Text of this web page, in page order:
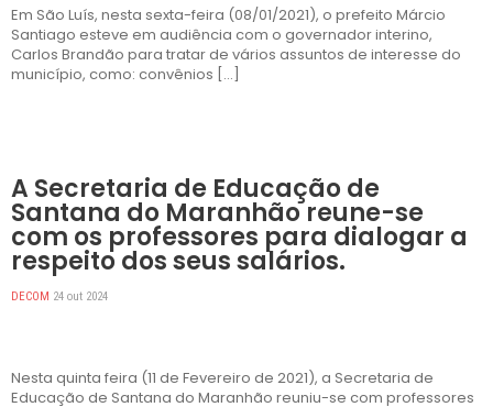
Em São Luís, nesta sexta-feira (08/01/2021), o prefeito Márcio
Santiago esteve em audiência com o governador interino,
Carlos Brandão para tratar de vários assuntos de interesse do
município, como: convênios […]
A Secretaria de Educação de
Santana do Maranhão reune-se
com os professores para dialogar a
respeito dos seus salários.
DECOM 24 out 2024
Nesta quinta feira (11 de Fevereiro de 2021), a Secretaria de
Educação de Santana do Maranhão reuniu-se com professores